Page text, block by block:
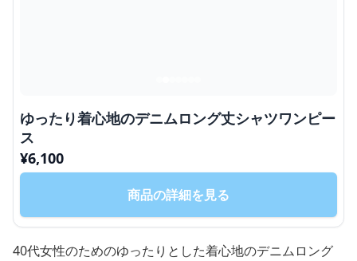
ゆったり着心地のデニムロング丈シャツワンピー
ス
¥6,100
商品の詳細を見る
40代女性のためのゆったりとした着心地のデニムロング